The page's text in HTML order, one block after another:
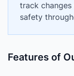
track
safety
Features of